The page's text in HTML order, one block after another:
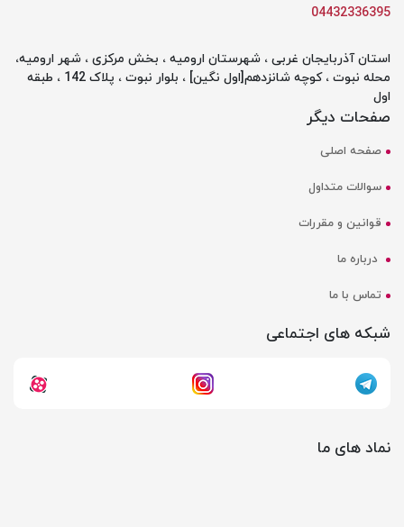
04432336395
استان آذربایجان غربی ، شهرستان ارومیه ، بخش مرکزی ، شهر ارومیه،
محله نبوت ، کوچه شانزدهم[اول نگین] ، بلوار نبوت ، پلاک 142 ، طبقه
اول
صفحات دیگر
صفحه اصلی
سوالات متداول
قوانین و مقررات
درباره ما
تماس با ما
شبکه های اجتماعی
نماد های ما